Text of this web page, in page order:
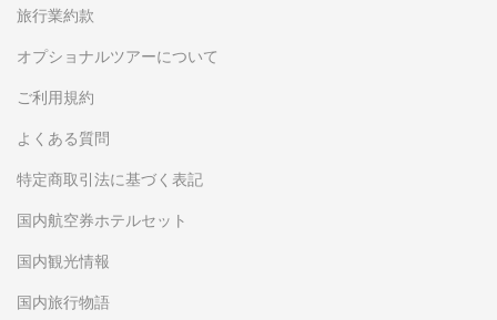
旅行業約款
オプショナルツアーについて
ご利用規約
よくある質問
特定商取引法に基づく表記
国内航空券ホテルセット
国内観光情報
国内旅行物語